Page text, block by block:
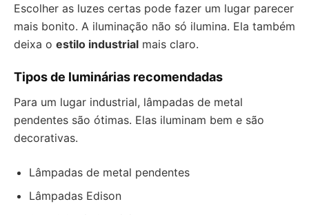
Escolher as luzes certas pode fazer um lugar parecer
mais bonito. A iluminação não só ilumina. Ela também
deixa o estilo industrial mais claro.
Tipos de luminárias recomendadas
Para um lugar industrial, lâmpadas de metal
pendentes são ótimas. Elas iluminam bem e são
decorativas.
Lâmpadas de metal pendentes
Lâmpadas Edison